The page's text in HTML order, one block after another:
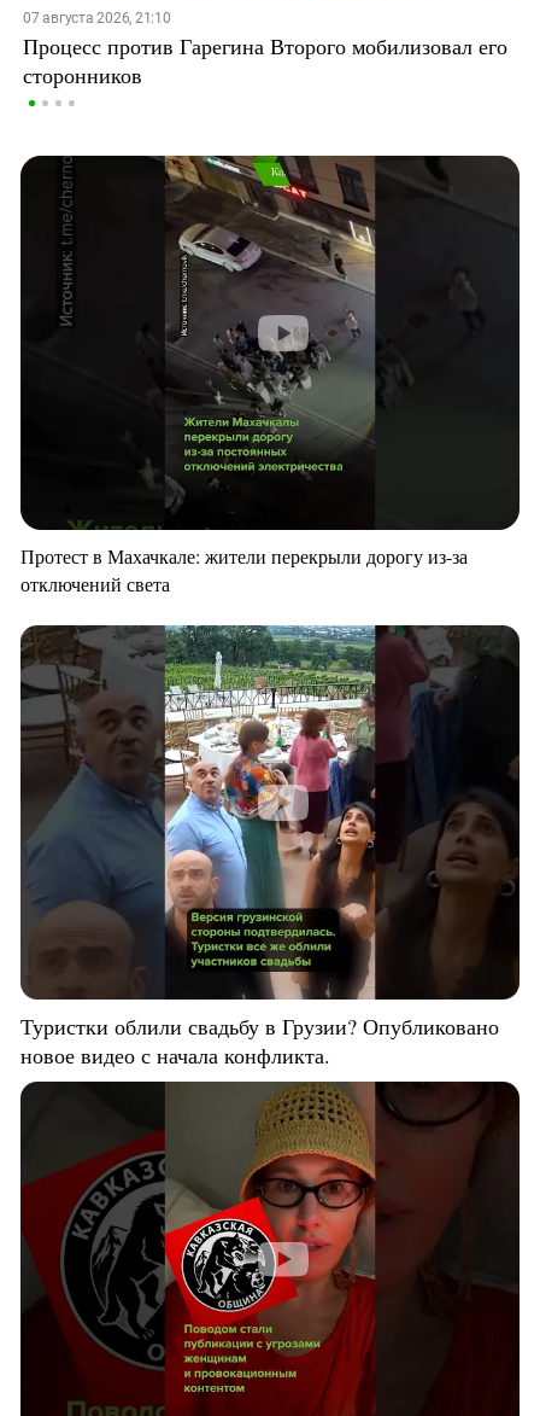
07 августа 2026, 21:10
Процесс против Гарегина Второго мобилизовал его
сторонников
Протест в Махачкале: жители перекрыли дорогу из-за
отключений света
Туристки облили свадьбу в Грузии? Опубликовано
новое видео с начала конфликта.